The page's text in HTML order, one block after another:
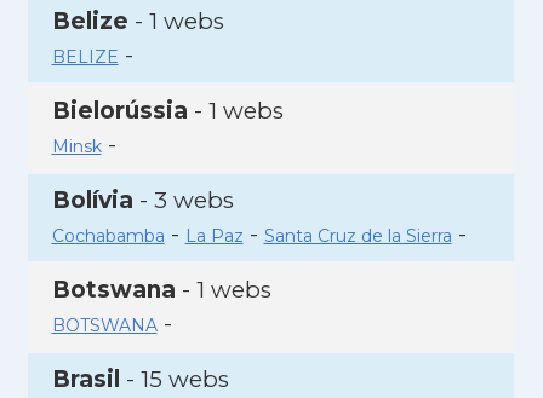
Belize - 1 webs
BELIZE -
Bielorússia - 1 webs
Minsk-
Bolívia - 3 webs
Cochabamba - La Paz - Santa Cruz de la Sierra -
Botswana - 1 webs
BOTSWANA-
Brasil - 15 webs